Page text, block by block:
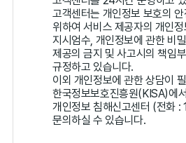
고객센터는 개인정보 보호의 안
위하여 서비스 제공자의 개인
지시엄수, 개인정보에 관한 비
제공의 금지 및 사고시의 책임
규정하고 있습니다.
이외 개인정보에 관한 상담이
한국정보보호진흥원(KISA)에
개인정보 침해신고센터 (전화 :
문의하실 수 있습니다.